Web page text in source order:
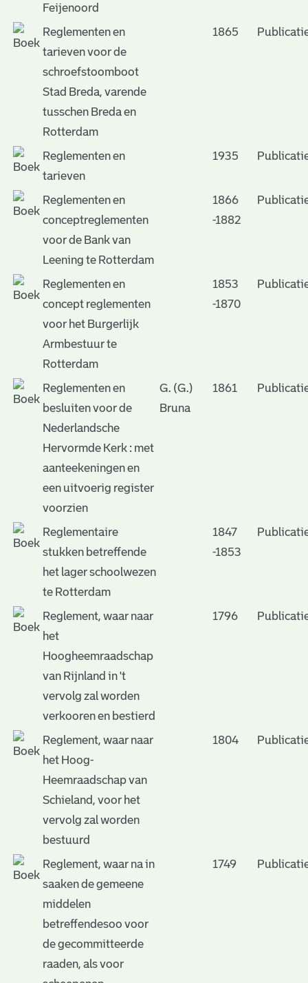
Feijenoord
Reglementen en
tarieven voor de
schroefstoomboot
Stad Breda, varende
tusschen Breda en
Rotterdam
1865
Reglementen en
tarieven
1935
Reglementen en
conceptreglementen
voor de Bank van
Leening te Rotterdam
1866
-1882
Reglementen en
concept reglementen
voor het Burgerlijk
Armbestuur te
Rotterdam
1853
-1870
Reglementen en
besluiten voor de
Nederlandsche
Hervormde Kerk : met
aanteekeningen en
een uitvoerig register
voorzien
G. (G.)
Bruna
1861
Reglementaire
stukken betreffende
het lager schoolwezen
te Rotterdam
1847
-1853
Reglement, waar naar
het
Hoogheemraadschap
van Rijnland in 't
vervolg zal worden
verkooren en bestierd
1796
Reglement, waar naar
het Hoog-
Heemraadschap van
Schieland, voor het
vervolg zal worden
bestuurd
1804
Reglement, waar na in
saaken de gemeene
middelen
betreffendesoo voor
de gecommitteerde
raaden, als voor
1749